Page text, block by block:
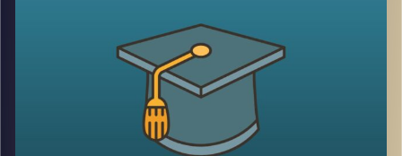
עידן אלמוג, ראש היחידה לחדשנות בהוראה, יספר איך הוא
משער שתתקיים הלמידה באקדמיה בעתיד.
לשיחה על היחידה לחדשנות בהוראה:לחצו כאן
לשיחה על למידה בימי קורונה:
לחצו כאן